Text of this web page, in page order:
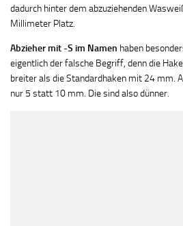
dadurch hinter dem abzuziehenden
Millimeter Platz.
Abzieher mit -S im Namen haben
eigentlich der falsche Begriff, denn die
breiter als die Standardhaken mit 24 mm.
nur 5 statt 10 mm. Die sind also dünner.